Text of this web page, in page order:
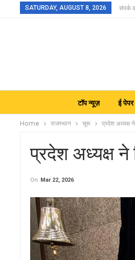
SATURDAY, AUGUST 8, 2026 संपर्क
टॉप न्यूज़ ई पेपर
Home राजस्थान चूरू प्रदेश अध्यक्ष
प्रदेश अध्यक्ष ने
On Mar 22, 2026